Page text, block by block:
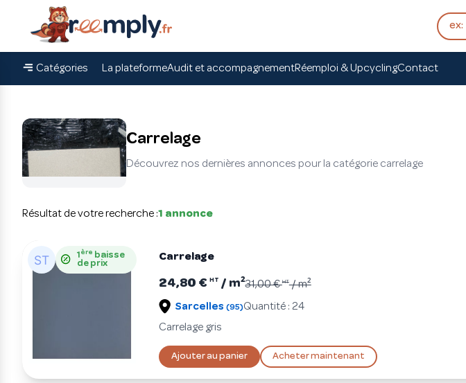
Catégories La plateformeAudit et accompagnementRéemploi & UpcyclingContact
Carrelage
Découvrez nos dernières annonces pour la catégorie carrelage
Résultat de votre recherche :1 annonce
1 ère baisse
de prix
Carrelage
24,80 € HT / m²31,00 €HT/ m²
Sarcelles (95)Quantité : 24
Carrelage gris
Ajouter au panier Acheter maintenant